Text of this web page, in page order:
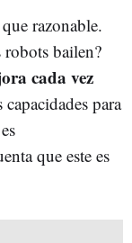
razonable.
robots bailen?
cada vez
para
que este es